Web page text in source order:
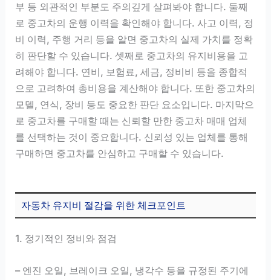
부 등 외관적인 부분도 주의깊게 살펴봐야 합니다. 둘째
로 중고차의 운행 이력을 확인해야 합니다. 사고 이력, 정
비 이력, 주행 거리 등을 알면 중고차의 실제 가치를 정확
히 판단할 수 있습니다. 셋째로 중고차의 유지비용을 고
려해야 합니다. 연비, 보험료, 세금, 정비비 등을 종합적
으로 고려하여 총비용을 계산해야 합니다. 또한 중고차의
모델, 연식, 장비 등도 중요한 판단 요소입니다. 마지막으
로 중고차를 구매할 때는 신뢰할 만한 중고차 매매 업체
를 선택하는 것이 중요합니다. 신뢰성 있는 업체를 통해
구매하면 중고차를 안심하고 구매할 수 있습니다.
자동차 유지비 절감을 위한 체크포인트
1. 정기적인 정비와 점검
– 엔진 오일, 브레이크 오일, 냉각수 등을 규정된 주기에